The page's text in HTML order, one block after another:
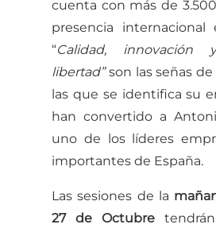
cuenta con más de
presencia internacional
“Calidad,
libertad”son las señas
las que se identifica su
han convertido a
uno de los líderes
importantes de España.
Las sesiones de la
27 de Octubre